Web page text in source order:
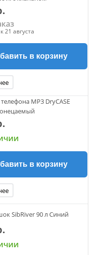
21 августа
в корзину
МР3 DryCASE
в корзину
SibRiver 90 л Синий